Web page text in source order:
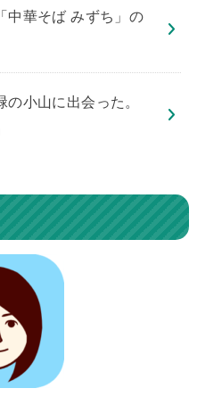
中華そば みずち」の
小山に出会った。